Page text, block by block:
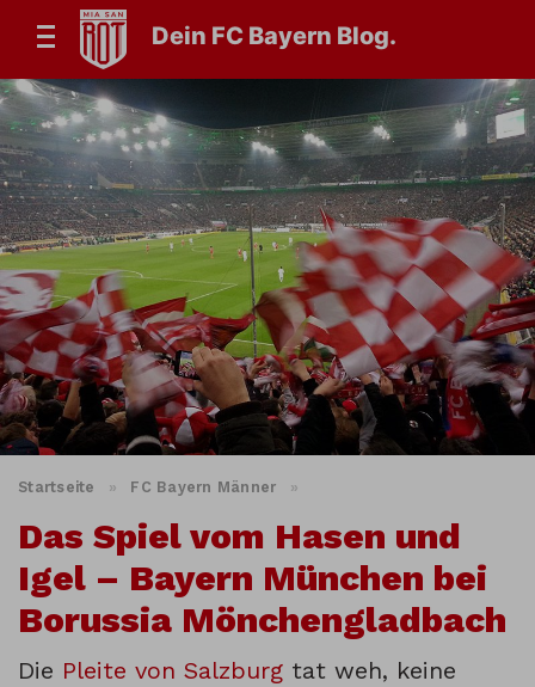
Dein FC Bayern Blog.
Startseite » FC Bayern Männer »
Das Spiel vom Hasen und
Igel – Bayern München bei
Borussia Mönchengladbach
Die Pleite von Salzburg tat weh, keine